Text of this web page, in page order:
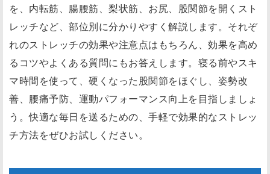
を、内転筋、腸腰筋、梨状筋、お尻、股関節を開くスト
レッチなど、部位別に分かりやすく解説します。それぞ
れのストレッチの効果や注意点はもちろん、効果を高め
るコツやよくある質問にもお答えします。寝る前やスキ
マ時間を使って、硬くなった股関節をほぐし、姿勢改
善、腰痛予防、運動パフォーマンス向上を目指しましょ
う。快適な毎日を送るための、手軽で効果的なストレッ
チ方法をぜひお試しください。